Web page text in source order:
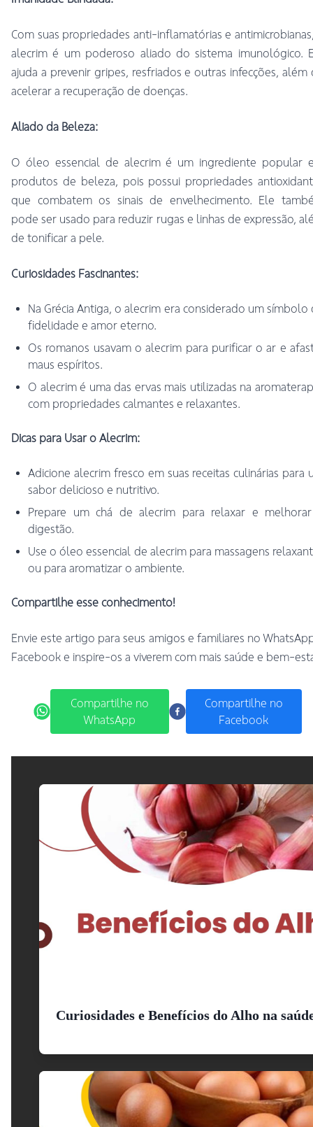
Com suas propriedades anti-inflamatórias e
alecrim é um poderoso aliado do sistema imunológico.
ajuda a prevenir gripes, resfriados e outras infecções, além
acelerar a recuperação de doenças.
Aliado da Beleza:
O óleo essencial de alecrim é um ingrediente popular
produtos de beleza, pois possui propriedades
que combatem os sinais de envelhecimento. Ele
pode ser usado para reduzir rugas e linhas de expressão,
de tonificar a pele.
Curiosidades Fascinantes:
Na Grécia Antiga, o alecrim era considerado um símbolo
fidelidade e amor eterno.
Os romanos usavam o alecrim para purificar o ar e
maus espíritos.
O alecrim é uma das ervas mais utilizadas na
com propriedades calmantes e relaxantes.
Dicas para Usar o Alecrim:
Adicione alecrim fresco em suas receitas culinárias para
sabor delicioso e nutritivo.
Prepare um chá de alecrim para relaxar e
digestão.
Use o óleo essencial de alecrim para massagens
ou para aromatizar o ambiente.
Compartilhe esse conhecimento!
Envie este artigo para seus amigos e familiares no
Facebook e inspire-os a viverem com mais saúde e bem-
Compartilhe no
WhatsApp
Compartilhe no
Facebook
Curiosidades e Benefícios do Alho na